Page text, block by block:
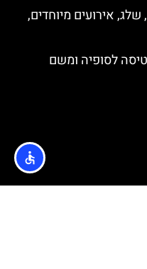
שלג, אירועים מיוחדים,
לסופיה ומשם